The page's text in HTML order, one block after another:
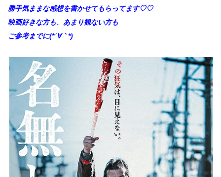
勝手気ままな感想を書かせてもらってます♡♡
映画好きな方も、あまり観ない方も
ご参考までに(*´∀｀*)